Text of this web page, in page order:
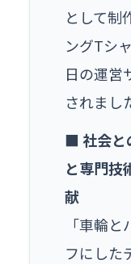
として制
ングTシ
日の運営
されまし
■ 社会と
と専門技
献
「車輪
フにした